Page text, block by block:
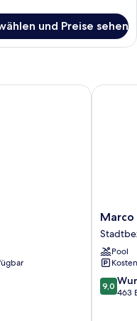
und Preise sehen
Marco
Polo
Xiamen
Siming
Marco
Pool
9.0
von
9,0
463
Marco